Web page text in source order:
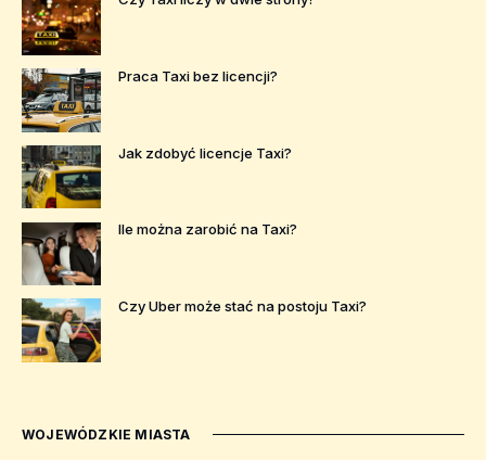
Praca Taxi bez licencji?
Jak zdobyć licencje Taxi?
Ile można zarobić na Taxi?
Czy Uber może stać na postoju Taxi?
WOJEWÓDZKIE MIASTA